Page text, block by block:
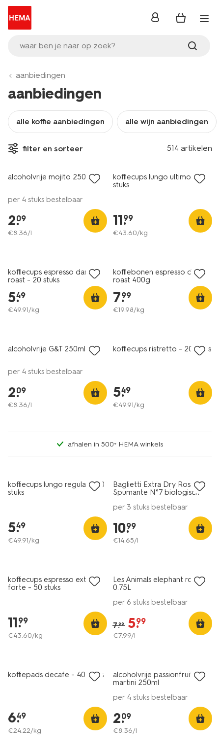
waar ben je naar op zoek?
inloggen
aanbiedingen
aanbiedingen
alle koffie aanbiedingen alle wijn aanbiedingen
filter en sorteer 514 artikelen
3 voor 4.99
met je HEMA pas
alcoholvrije mojito 250 ml
per 4 stuks bestelbaar
2.
09
€8.36/l
koffiecups lungo ultimo - 50
stuks
11.
99
€43.60/kg
koffiecups espresso dark
roast - 20 stuks
5.
49
€49.91/kg
koffiebonen espresso dark
roast 400g
7.
99
€19.98/kg
alcoholvrije G&T 250ml
per 4 stuks bestelbaar
2.
09
€8.36/l
koffiecups ristretto - 20 stuks
5.
49
€49.91/kg
afhalen in 500+ HEMA winkels
koffiecups lungo regular - 20
stuks
5.
49
€49.91/kg
8
Baglietti Extra Dry Rosé
Spumante N°7 biologisch
per 3 stuks bestelbaar
10.
99
€14.65/l
koffiecups espresso extra
forte - 50 stuks
11.
99
€43.60/kg
8.5
Les Animals elephant rosé
0.75L
per 6 stuks bestelbaar
7.99 5.
99
€7.99/l
koffiepads decafe - 40 stuks
6.
49
€24.22/kg
alcoholvrije passionfruit
martini 250ml
per 4 stuks bestelbaar
2.
09
€8.36/l